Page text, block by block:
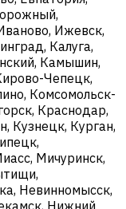
Ижевск,
Калуга,
Камышин,
Чепецк,
Комсомольск-
Краснодар,
Кузнецк, Курган,
Мичуринск,
Невинномысск,
Нижний